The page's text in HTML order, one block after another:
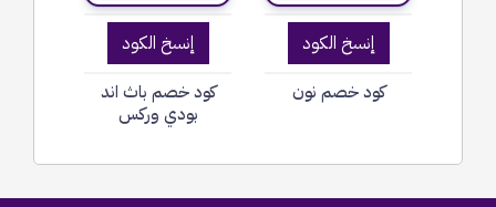
إنسخ الكود
كود خصم نون
إنسخ الكود
كود خصم باث اند
بودي وركس